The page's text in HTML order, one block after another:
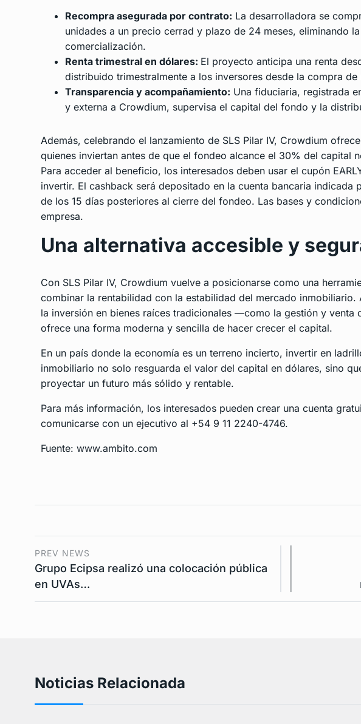
Recompra asegurada por contrato: La desarrolladora se
unidades a un precio cerrad y plazo de 24 meses, eliminando
comercialización.
Renta trimestral en dólares: El proyecto anticipa una renta
distribuido trimestralmente a los inversores desde la compra de
Transparencia y acompañamiento: Una fiduciaria, registrada
y externa a Crowdium, supervisa el capital del fondo y la
Además, celebrando el lanzamiento de SLS Pilar IV, Crowdium
quienes inviertan antes de que el fondeo alcance el 30% del capital
Para acceder al beneficio, los interesados deben usar el cupón
invertir. El cashback será depositado en la cuenta bancaria indicada
de los 15 días posteriores al cierre del fondeo. Las bases y
empresa.
Una alternativa accesible y
Con SLS Pilar IV, Crowdium vuelve a posicionarse como una
combinar la rentabilidad con la estabilidad del mercado inmobiliario.
la inversión en bienes raíces tradicionales —como la gestión y
ofrece una forma moderna y sencilla de hacer crecer el capital.
En un país donde la economía es un terreno incierto, invertir en
inmobiliario no solo resguarda el valor del capital en dólares, sino
proyectar un futuro más sólido y rentable.
Para más información, los interesados pueden crear una cuenta
comunicarse con un ejecutivo al +54 9 11 2240-4746.
Fuente: www.ambito.com
PREV NEWS
Grupo Ecipsa realizó una colocación pública
en UVAs…
Noticias Relacionada